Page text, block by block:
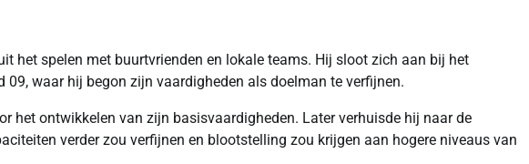
het spelen met buurtvrienden en lokale teams. Hij sloot zich aan bij het
waar hij begon zijn vaardigheden als doelman te verfijnen.
het ontwikkelen van zijn basisvaardigheden. Later verhuisde hij naar de
verder zou verfijnen en blootstelling zou krijgen aan hogere niveaus van